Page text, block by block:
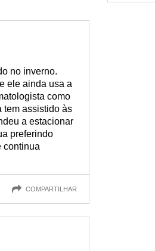
no inverno.
ele ainda usa a
como
tem assistido às
a estacionar
preferindo
continua
COMPARTILHAR